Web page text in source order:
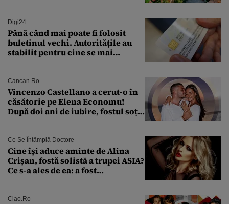
Digi24
Până când mai poate fi folosit
buletinul vechi. Autoritățile au
stabilit pentru cine se mai
Cancan.ro
Vincenzo Castellano a cerut-o în
căsătorie pe Elena Economu!
După doi ani de iubire, fostul soț
Ce Se Întâmplă Doctore
Cine își aduce aminte de Alina
Crișan, fostă solistă a trupei ASIA?
Ce s-a ales de ea: a fost
Ciao.ro